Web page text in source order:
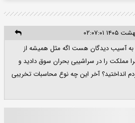
به آسیب دیدگان هست اگه مثل همیشه از
مملکت را در سراشیبی بحران سوق دادید و
انداختید؟ آخر این چه نوع محاسبات تخریبی